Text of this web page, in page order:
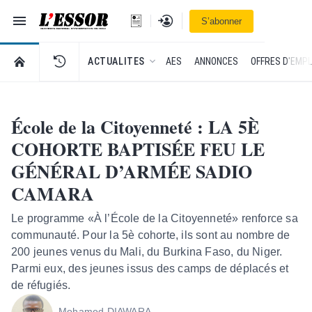
Navigation
L'Essor - retour à la une
Se connecterS’abonner
RETOUR À LA PAGE D’ACCUEIL DE L'ESSOR
ACTUALITES AES ANNONCES OFFRES
École de la Citoyenneté : LA 5È
COHORTE BAPTISÉE FEU LE
GÉNÉRAL D’ARMÉE SADIO
CAMARA
Le programme «À l’École de la Citoyenneté» renforce sa
communauté. Pour la 5è cohorte, ils sont au nombre de
200 jeunes venus du Mali, du Burkina Faso, du Niger.
Parmi eux, des jeunes issus des camps de déplacés et
de réfugiés.